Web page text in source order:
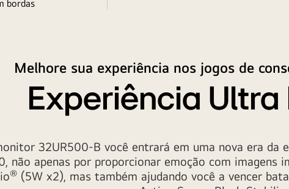
bordas
Melhore sua experiência nos jogos de
Experiência Ultra
32UR500-B você entrará em uma nova era da
não apenas por proporcionar emoção com imagens
®(5W x2), mas também ajudando você a vencer